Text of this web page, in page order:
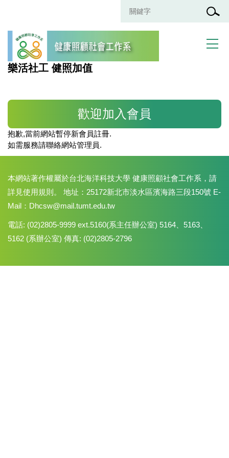
主
容
區
樂活社工 健照加值
歡迎加入會員
抱歉,當前網站暫停新會員註冊.
如需服務請聯絡網站管理員.
本網站著作權屬於台北海洋科技大學 健康照顧社會工作系，請
詳見使用規則。 地址：25172新北市淡水區濱海路三段150號 E-
Mail：Dhcsw@mail.tumt.edu.tw
電話: (02)2805-9999 ext.5160(系主任辦公室) 5164、5163、
5162 (系辦公室) 傳真: (02)2805-2796